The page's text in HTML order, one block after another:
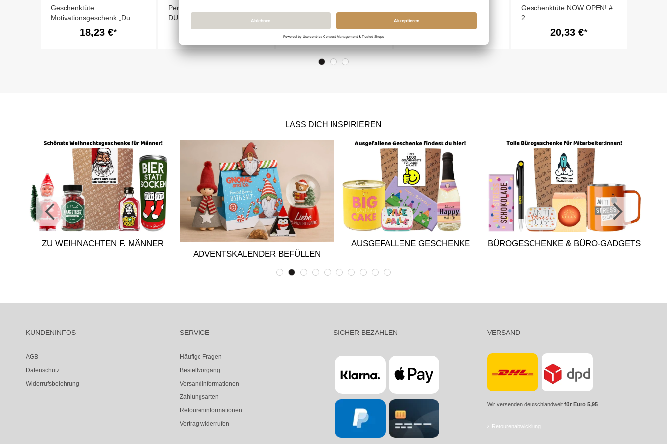
Geschenktüte
Motivationsgeschenk „Du
schaffst das!“ (Set 3)
18,23 €
Personalisierbare Grußkarte
DU SCHAFFST DAS!
3,20 €
GESCHÄFTSERÖFFNUNG #
3
27,19 €
STARK! # 8
20,74 €
Geschenktüte NOW OPEN! #
2
20,33 €
LASS DICH INSPIRIEREN
ZU WEIHNACHTEN F. MÄNNER
ADVENTSKALENDER BEFÜLLEN
AUSGEFALLENE GESCHENKE BÜROGESCHENKE & BÜRO-GADGETS
KUNDENINFOS
AGB
Datenschutz
Widerrufsbelehrung
SERVICE
Häufige Fragen
Bestellvorgang
Versandinformationen
Zahlungsarten
Retoureninformationen
Vertrag widerrufen
SICHER BEZAHLEN VERSAND
Wir versenden deutschlandweit für Euro 5,95
Retourenabwicklung